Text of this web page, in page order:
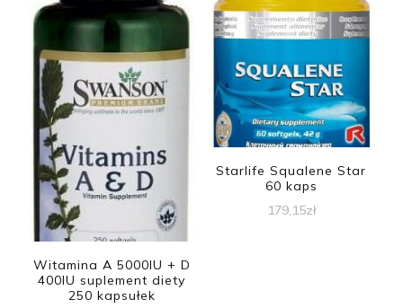
Witamina A 5000IU + D
400IU suplement diety
250 kapsułek
Starlife Squalene Star
60 kaps
179,15zł